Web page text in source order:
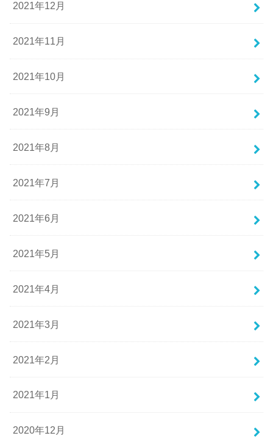
2021年12月
2021年11月
2021年10月
2021年9月
2021年8月
2021年7月
2021年6月
2021年5月
2021年4月
2021年3月
2021年2月
2021年1月
2020年12月